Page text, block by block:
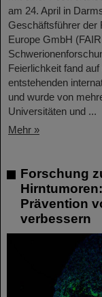
am 24. April in
Geschäftsführer der
Europe GmbH
Feierlichkeit fand
entstehenden
und wurde von
Universitäten und ...
Mehr »
Forschung
Prävention
verbessern